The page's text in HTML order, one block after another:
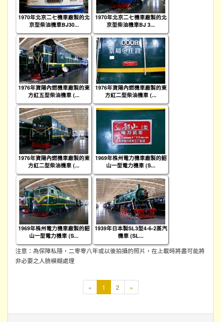
1970年北京二七機車廠製的北
京型柴油機車BJ30...
1970年北京二七機車廠製的北
京型柴油機車BJ 3...
1976年資陽內燃機車廠製的東
方紅五型柴油機車 (...
1976年資陽內燃機車廠製的東
方紅二型柴油機車 (...
1976年資陽內燃機車廠製的東
方紅二型柴油機車 (...
1969年株州電力機車廠製的韶
山一型電力機車 (S...
1969年株州電力機車廠製的韶
山一型電力機車 (S...
1939年日本製SL3型4-6-2蒸汽
機車 (SL...
注意：為保障私隱，二零零八年或以後拍攝的照片，在上載時將盡可能將
非必要之人臉模糊處理
« 1
頁
2 »